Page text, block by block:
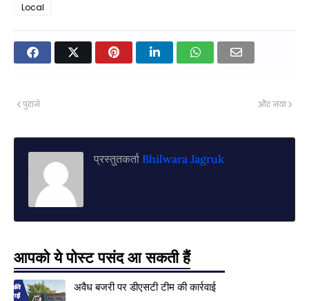
Local
और नया
पुराने
प्रस्तुतकर्ता Bhilwara Jagruk
आपको ये पोस्ट पसंद आ सकती हैं
अवैध बजरी पर डीएसटी टीम की कार्रवाई